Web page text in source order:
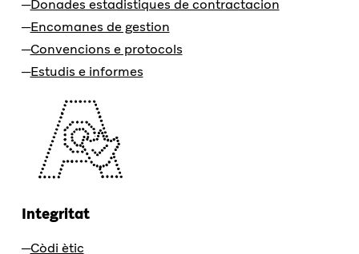
Donades estadistiques de contractacion
Encomanes de gestion
Convencions e protocols
Estudis e informes
Integritat
Còdi ètic